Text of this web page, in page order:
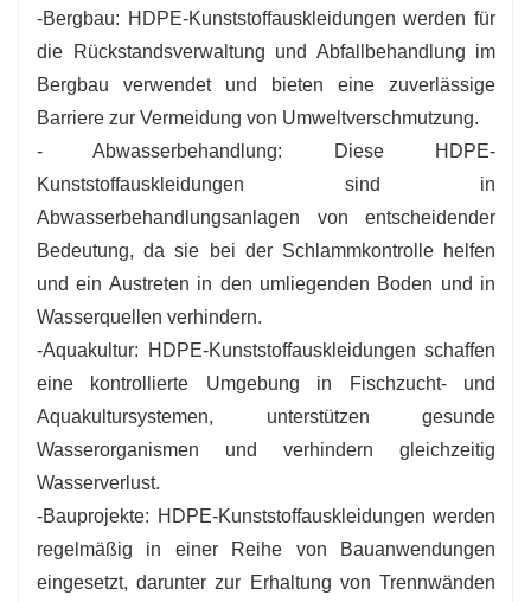
-Bergbau: HDPE-Kunststoffauskleidungen werden für
die Rückstandsverwaltung und Abfallbehandlung im
Bergbau verwendet und bieten eine zuverlässige
Barriere zur Vermeidung von Umweltverschmutzung.
- Abwasserbehandlung: Diese HDPE-
Kunststoffauskleidungen sind in
Abwasserbehandlungsanlagen von entscheidender
Bedeutung, da sie bei der Schlammkontrolle helfen
und ein Austreten in den umliegenden Boden und in
Wasserquellen verhindern.
-Aquakultur: HDPE-Kunststoffauskleidungen schaffen
eine kontrollierte Umgebung in Fischzucht- und
Aquakultursystemen, unterstützen gesunde
Wasserorganismen und verhindern gleichzeitig
Wasserverlust.
-Bauprojekte: HDPE-Kunststoffauskleidungen werden
regelmäßig in einer Reihe von Bauanwendungen
eingesetzt, darunter zur Erhaltung von Trennwänden